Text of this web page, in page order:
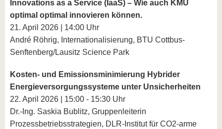
Innovations as a Service (IaaS) – Wie auch KMU
optimal optimal innovieren können.
21. April 2026 | 14:00 Uhr
André Röhrig, Internationalisierung, BTU Cottbus-
Senftenberg/Lausitz Science Park
Kosten- und Emissionsminimierung Hybrider
Energieversorgungssysteme unter Unsicherheiten
22. April 2026 | 15:00 - 15:30 Uhr
Dr.-Ing. Saskia Bublitz, Gruppenleiterin
Prozessbetriebsstrategien, DLR-Institut für CO2-arme